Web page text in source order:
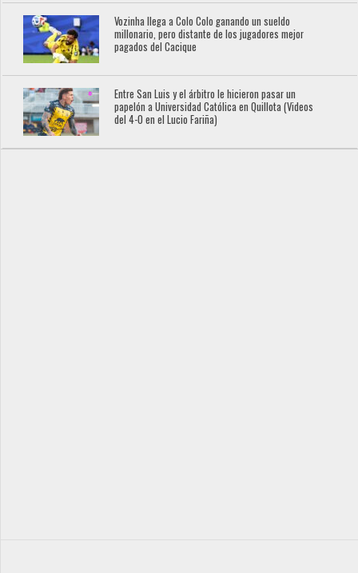
Vozinha llega a Colo Colo ganando un sueldo
millonario, pero distante de los jugadores mejor
pagados del Cacique
Entre San Luis y el árbitro le hicieron pasar un
papelón a Universidad Católica en Quillota (Videos
del 4-0 en el Lucio Fariña)